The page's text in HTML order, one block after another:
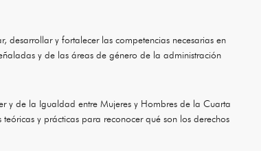
desarrollar y fortalecer las competencias necesarias en
y de las áreas de género de la administración
y de la Igualdad entre Mujeres y Hombres de la Cuarta
y prácticas para reconocer qué son los derechos